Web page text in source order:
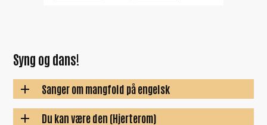
Syng og dans!
Sanger om mangfold på engelsk
Du kan være den (Hjerterom)